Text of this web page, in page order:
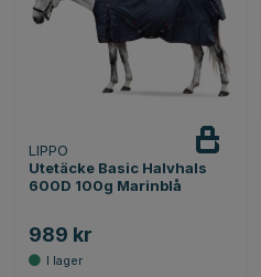
LIPPO
Utetäcke Basic Halvhals
600D 100g Marinblå
989 kr